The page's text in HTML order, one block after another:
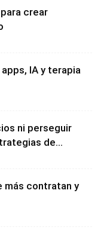
crear
IA y terapia
ni perseguir
de...
más contratan y